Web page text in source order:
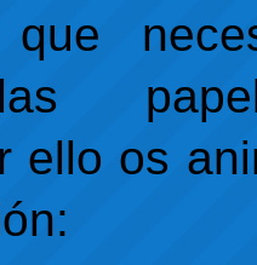
ello os